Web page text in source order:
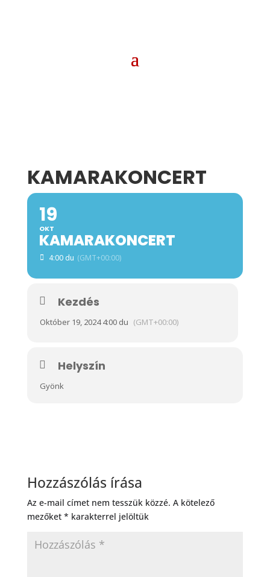
KAMARAKONCERT
19
OKT
KAMARAKONCERT
4:00 du (GMT+00:00)
Kezdés
Október 19, 2024 4:00 du (GMT+00:00)
Helyszín
Gyönk
Hozzászólás írása
Az e-mail címet nem tesszük közzé. A kötelező
mezőket * karakterrel jelöltük